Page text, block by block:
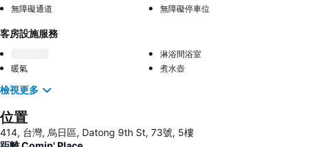
無障礙通道 無障礙停車位
客房設施服務
淋浴間浴室
暖氣
煮水壺
檢視更多
位置
414, 台灣, 烏日區, Datong 9th St, 73號, 5樓